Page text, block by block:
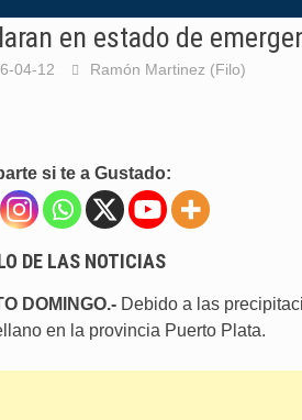
en estado de
04-12 Ramón Martinez (Filo)
si te a Gustado:
DE LAS NOTICIAS
DOMINGO.- Debido a las
en la provincia Puerto Plata.